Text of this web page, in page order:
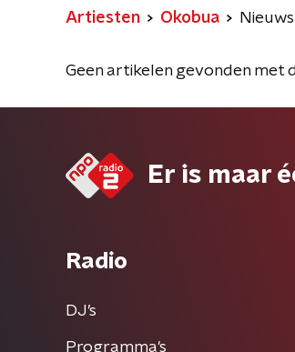
Artiesten Okobua Nieuws
Geen artikelen gevonden met
Er is maar
Radio
DJ’s
Programma's